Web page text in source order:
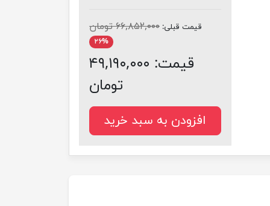
قیمت قبلی: ۶۶,۸۵۲,۰۰۰ تومان
۲۶%
قیمت: ۴۹,۱۹۰,۰۰۰
تومان
افزودن به سبد خرید